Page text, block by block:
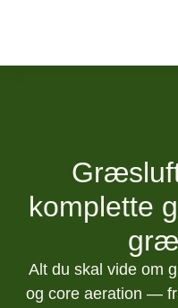
komplette
Alt du skal vide om
og core aeration —